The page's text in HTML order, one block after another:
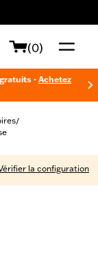
(0)
- Achetez
/
la configuration